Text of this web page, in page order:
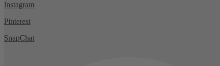
Instagram
Pinterest
SnapChat